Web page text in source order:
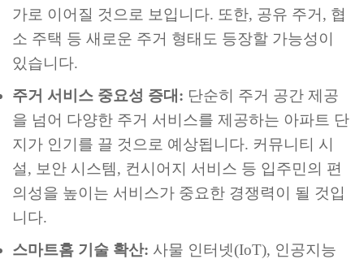
가로 이어질 것으로 보입니다. 또한, 공유 주거, 협
소 주택 등 새로운 주거 형태도 등장할 가능성이
있습니다.
주거 서비스 중요성 증대: 단순히 주거 공간 제공
을 넘어 다양한 주거 서비스를 제공하는 아파트 단
지가 인기를 끌 것으로 예상됩니다. 커뮤니티 시
설, 보안 시스템, 컨시어지 서비스 등 입주민의 편
의성을 높이는 서비스가 중요한 경쟁력이 될 것입
니다.
스마트홈 기술 확산: 사물 인터넷(IoT), 인공지능